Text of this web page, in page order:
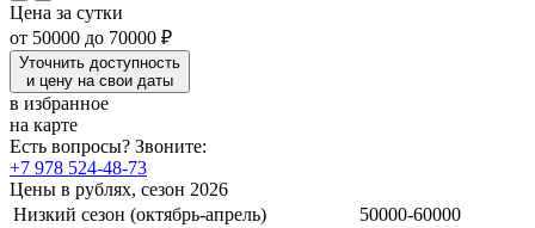
Цена за сутки
от 50000 до 70000 ₽
Уточнить доступность
и цену на свои даты
в избранное
на карте
Есть вопросы? Звоните:
+7 978 524-48-73
Цены в рублях, сезон 2026
Низкий сезон (октябрь-апрель)
50000-60000